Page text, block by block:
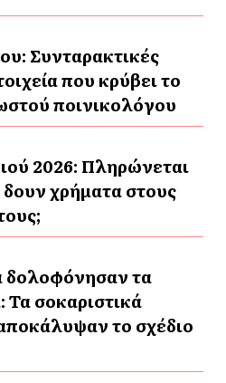
Συνταρακτικές
που κρύβει το
ποινικολόγου
2026: Πληρώνεται
δουν χρήματα στους
δολοφόνησαν τα
Τα σοκαριστικά
το σχέδιο